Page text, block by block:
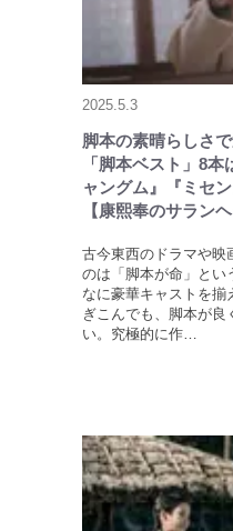
2025.5.3
脚本の素晴らしさ
「脚本ベスト」8
ャングム』『ミセ
【康熙奉のサラン
古今東西のドラマや映
のは「脚本が命」とい
なに豪華キャストを揃
ぎこんでも、脚本が良
い。究極的に作…